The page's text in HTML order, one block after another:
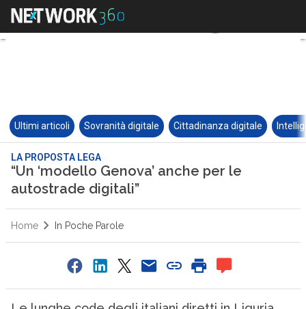
Ultimi articoli Sovranità digitale Cittadinanza digitale
LA PROPOSTA LEGA
“Un ‘modello Genova’ anche per le
autostrade digitali”
Home In Poche Parole